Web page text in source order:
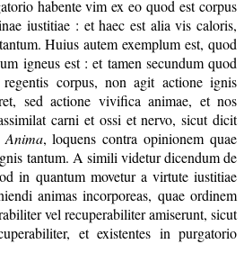
habente vim ex eo quod est corpus
iustitiae : et haec est alia vis caloris,
Huius autem exemplum est, quod
igneus est : et tamen secundum quod
regentis corpus, non agit actione ignis
sed actione vivifica animae, et nos
carni et ossi et nervo, sicut dicit
Anima, loquens contra opinionem quae
tantum. A simili videtur dicendum de
in quantum movetur a virtute iustitiae
animas incorporeas, quae ordinem
vel recuperabiliter amiserunt, sicut
et existentes in purgatorio